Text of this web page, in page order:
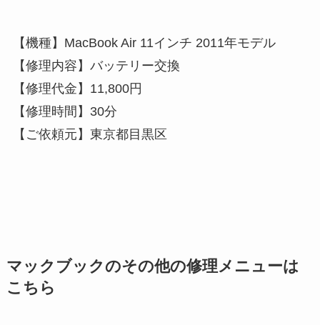
【機種】MacBook Air 11インチ 2011年モデル
【修理内容】バッテリー交換
【修理代金】11,800円
【修理時間】30分
【ご依頼元】東京都目黒区
マックブックのその他の修理メニューは
こちら